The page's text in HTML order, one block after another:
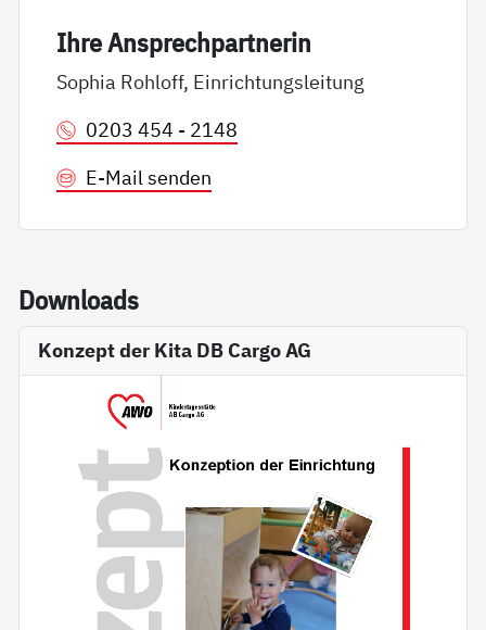
Ih­re An­sp­rech­part­ne­rin
Sophia Rohloff, Einrichtungsleitung
0203 454 - 2148
E-Mail senden
Down­loads
Konzept der Kita DB Cargo AG